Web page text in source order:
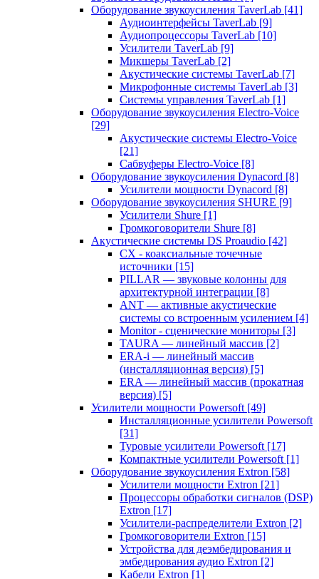
Оборудование звукоусиления TaverLab [41]
Аудиоинтерфейсы TaverLab [9]
Аудиопроцессоры TaverLab [10]
Усилители TaverLab [9]
Микшеры TaverLab [2]
Акустические системы TaverLab [7]
Микрофонные системы TaverLab [3]
Системы управления TaverLab [1]
Оборудование звукоусиления Electro-Voice
[29]
Акустические системы Electro-Voice
[21]
Сабвуферы Electro-Voice [8]
Оборудование звукоусиления Dynacord [8]
Усилители мощности Dynacord [8]
Оборудование звукоусиления SHURE [9]
Усилители Shure [1]
Громкоговорители Shure [8]
Акустические системы DS Proaudio [42]
CX - коаксиальные точечные
источники [15]
PILLAR — звуковые колонны для
архитектурной интеграции [8]
ANT — активные акустические
системы со встроенным усилением [4]
Monitor - сценические мониторы [3]
TAURA — линейный массив [2]
ERA-i — линейный массив
(инсталляционная версия) [5]
ERA — линейный массив (прокатная
версия) [5]
Усилители мощности Powersoft [49]
Инсталляционные усилители Powersoft
[31]
Туровые усилители Powersoft [17]
Компактные усилители Powersoft [1]
Оборудование звукоусиления Extron [58]
Усилители мощности Extron [21]
Процессоры обработки сигналов (DSP)
Extron [17]
Усилители-распределители Extron [2]
Громкоговорители Extron [15]
Устройства для деэмбедирования и
эмбедирования аудио Extron [2]
Кабели Extron [1]